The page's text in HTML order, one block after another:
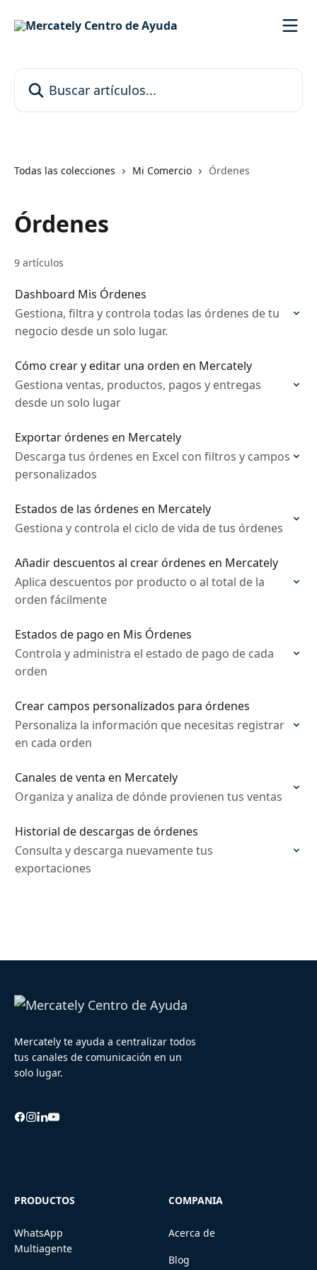
Todas las colecciones Mi Comercio Órdenes
Órdenes
9 artículos
Dashboard Mis Órdenes
Gestiona, filtra y controla todas las órdenes de tu
negocio desde un solo lugar.
Cómo crear y editar una orden en Mercately
Gestiona ventas, productos, pagos y entregas
desde un solo lugar
Exportar órdenes en Mercately
Descarga tus órdenes en Excel con filtros y campos
personalizados
Estados de las órdenes en Mercately
Gestiona y controla el ciclo de vida de tus órdenes
Añadir descuentos al crear órdenes en Mercately
Aplica descuentos por producto o al total de la
orden fácilmente
Estados de pago en Mis Órdenes
Controla y administra el estado de pago de cada
orden
Crear campos personalizados para órdenes
Personaliza la información que necesitas registrar
en cada orden
Canales de venta en Mercately
Organiza y analiza de dónde provienen tus ventas
Historial de descargas de órdenes
Consulta y descarga nuevamente tus
exportaciones
Mercately te ayuda a centralizar todos
tus canales de comunicación en un
solo lugar.
PRODUCTOS
WhatsApp
Multiagente
COMPANIA
Acerca de
Blog